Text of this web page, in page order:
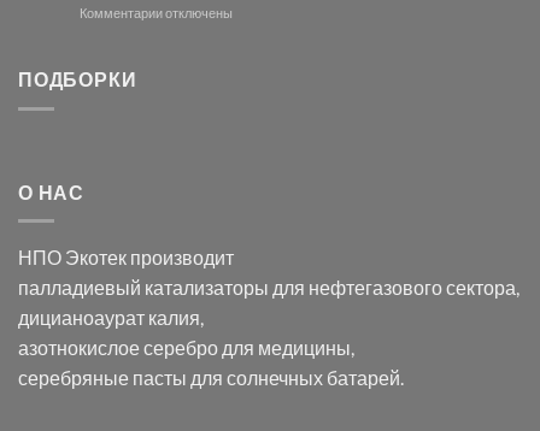
модификации
и
Комментариик
оксида
в
электролите
калий
дицианоаурат–
гексацианоферрата
отключены
ПОДБОРКИ
О НАС
НПО Экотек производит
палладиевый катализаторы для нефтегазового сектора,
дицианоаурат калия,
азотнокислое серебро для медицины,
серебряные пасты для солнечных батарей.